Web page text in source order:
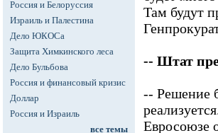
Россия и Белоруссия
Израиль и Палестина
Дело ЮКОСа
Защита Химкинского леса
Дело Бульбова
Россия и финансовый кризис
Доллар
Россия и Израиль
все темы
Там будут
-- Штат
-- Решение
Евросоюзе